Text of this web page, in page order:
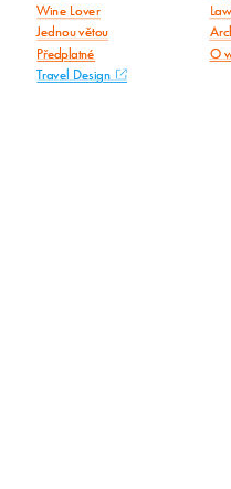
Wine Lover
Jednou větou
Předplatné O
Travel Design